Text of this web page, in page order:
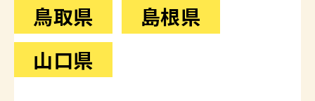
鳥取県
島根県
山口県